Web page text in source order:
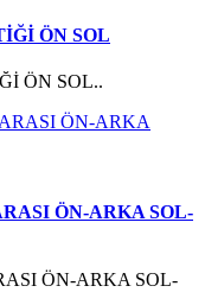
ÖN SOL
ÖN SOL..
ÖN-ARKA SOL-
ÖN-ARKA SOL-